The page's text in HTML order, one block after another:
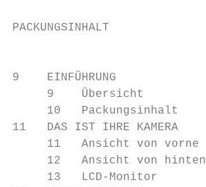
PACKUNGSINHALT
9    EINFÜHRUNG
     9    Übersicht
     10   Packungsinhalt
11   DAS IST IHRE KAMERA
     11   Ansicht von vorne
     12   Ansicht von hinten
     13   LCD-Monitor